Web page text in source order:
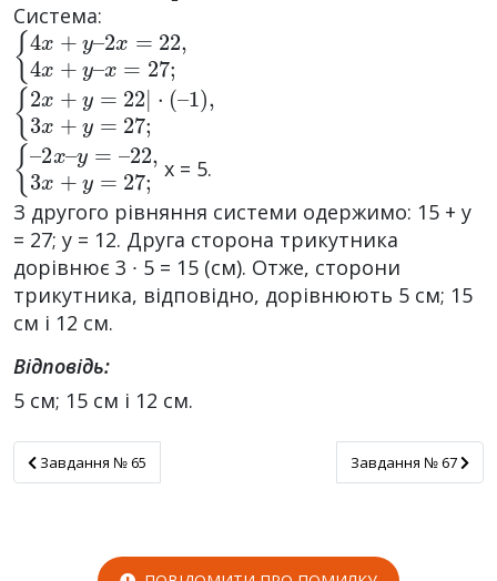
Система:
{4x+ y–
2x=22,4x+y –
x=27;
{2x+ y=22| ⋅(–
1),3 x+y=27;
{–2x–y= –
22,3x+y =27;
x = 5.
З другого рівняння системи одержимо: 15 + y
= 27; y = 12. Друга сторона трикутника
дорівнює 3 ∙ 5 = 15 (см). Отже, сторони
трикутника, відповідно, дорівнюють 5 см; 15
см і 12 см.
Відповідь:
5 см; 15 см і 12 см.
Завдання № 65
Завдання № 65 Завдання № 67
Завдання № 67